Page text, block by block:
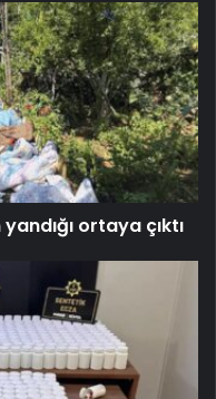
yandığı ortaya çıktı